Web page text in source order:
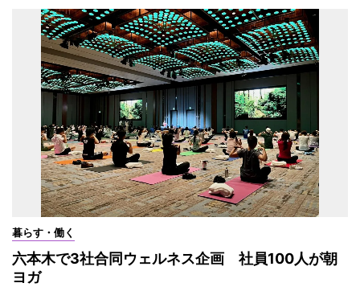
暮らす・働く
六本木で3社合同ウェルネス企画 社員100人が朝
ヨガ